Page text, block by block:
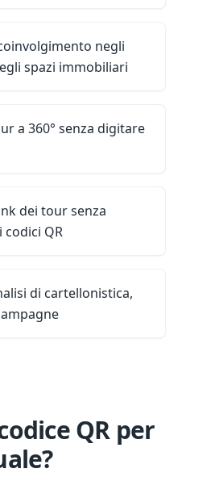
negli
spazi immobiliari
a 360° senza digitare
dei tour senza
QR
di cartellonistica,
QR per